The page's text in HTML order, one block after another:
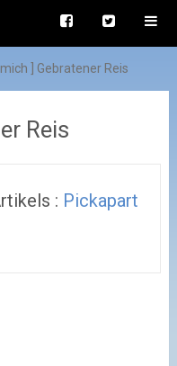
mich ] Gebratener Reis
Reis
: Pickapart